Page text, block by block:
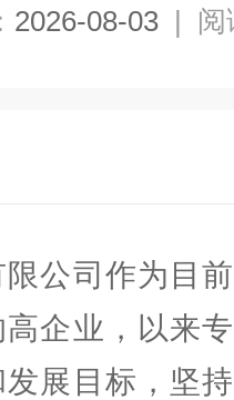
2026-08-03 | 阅
限公司作为目
企业，以来
展目标，坚